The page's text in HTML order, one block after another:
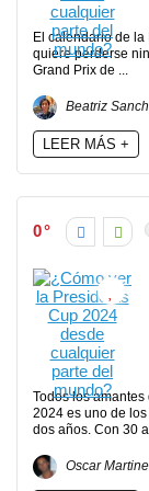
El calendario de
quiere perderse
Grand Prix de ...
Beatriz
LEER MÁS +
0
Todos los
2024 es uno de
dos años. Con 30
Oscar